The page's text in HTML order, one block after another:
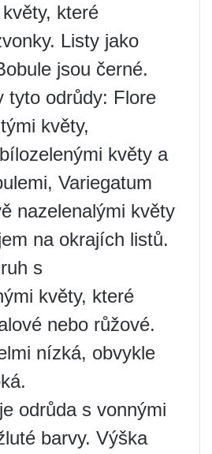
které
Listy jako
jsou černé.
tyto odrůdy: Flore
květy,
květy a
Variegatum
nazelenalými květy
na okrajích listů.
s
květy, které
nebo růžové.
nízká, obvykle
odrůda s vonnými
barvy. Výška